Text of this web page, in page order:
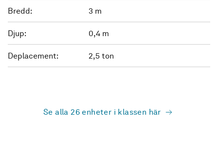
Bredd: 3 m
Djup: 0,4 m
Deplacement: 2,5 ton
Se alla 26 enheter i klassen här